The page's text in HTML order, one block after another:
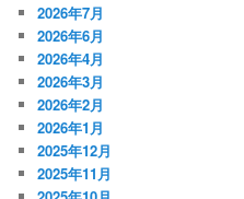
2026年7月
2026年6月
2026年4月
2026年3月
2026年2月
2026年1月
2025年12月
2025年11月